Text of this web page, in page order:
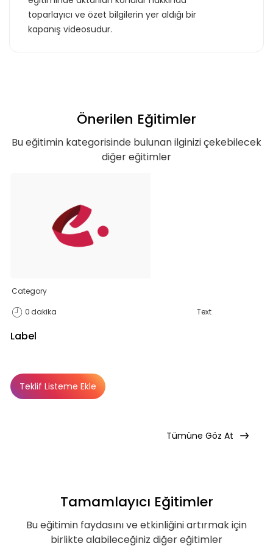
toparlayıcı ve özet bilgilerin yer aldığı bir
kapanış videosudur.
Önerilen Eğitimler
Bu eğitimin kategorisinde bulunan ilginizi çekebilecek
diğer eğitimler
Basic
Basic
Premium
Abonelik Dışı
Category
0 dakika Text
Label
Teklif Listeme Ekle
Tümüne Göz At
Tamamlayıcı Eğitimler
Bu eğitimin faydasını ve etkinliğini artırmak için
birlikte alabileceğiniz diğer eğitimler
ulaştın!
Basic
Kurumun temelde ihtiyaç duyacağı, hem
özel hem de iş hayatı için gerekli
olabilecek, ana konuları ve yetkinlikleri
kapsar.
Premium
yöntemleri ile hazırlanmış eğitimleri